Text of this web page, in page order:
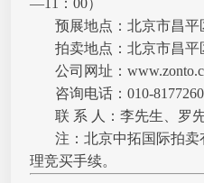
—11：00）
预展地点：北京市昌
拍卖地点：北京市昌
公司网址：
咨询电话：010-
联 系 人：李先生、罗
注：北京中拓国际拍
理竞买手续。